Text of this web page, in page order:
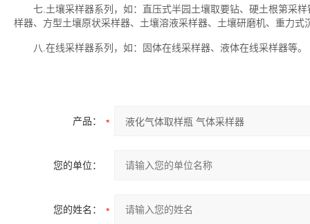
七.土壤采样器系列，如：直压式半园土壤取要钻、硬土根第采样
样器、方型土壤原状采样器、土壤溶液采样器、土壤研磨机、重力
八.在线采样器系列，如：固体在线采样器、液体在线采样器等。
产品：
您的单位：
您的姓名：